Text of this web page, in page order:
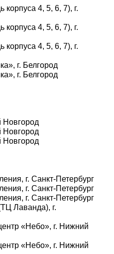
4, 5, 6, 7), г.
4, 5, 6, 7), г.
4, 5, 6, 7), г.
г. Белгород
г. Белгород
Новгород
Новгород
Новгород
г. Санкт-Петербург
г. Санкт-Петербург
г. Санкт-Петербург
Лаванда), г.
«Небо», г. Нижний
«Небо», г. Нижний